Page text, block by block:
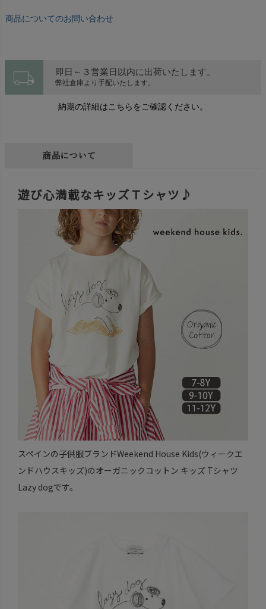
商品についてのお問い合わせ
local_shipping 即日～３営業日以内に出荷いたします。
弊社倉庫より手配いたします。
納期の詳細はこちらをご確認ください。
商品について
遊び心満載なキッズＴシャツ♪
スペインの子供服ブランドWeekend House Kids(ウィークエ
ンドハウスキッズ)のオーガニックコットン キッズ Tシャツ
Lazy dogです。